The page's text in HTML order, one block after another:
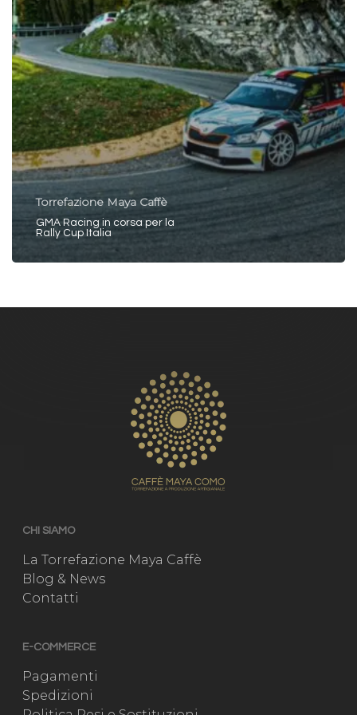
Torrefazione Maya Caffè
GMA Racing in corsa per la
Rally Cup Italia
CHI SIAMO
La Torrefazione Maya Caffè
Blog & News
Contatti
E-COMMERCE
Pagamenti
Spedizioni